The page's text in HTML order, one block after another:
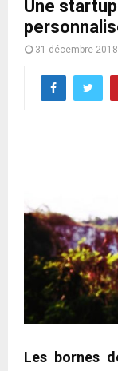
Une
31 décembre 2018
Les bornes